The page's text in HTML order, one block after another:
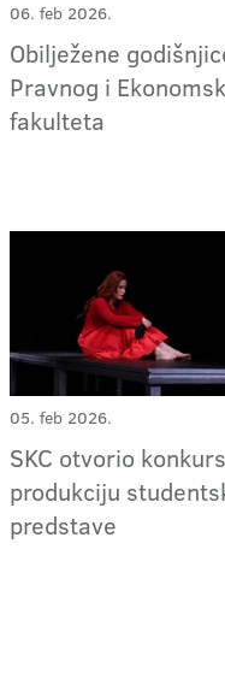
06. feb 2026.
Obilježene
Pravnog i
fakulteta
05. feb 2026.
SKC otvorio
produkciju
predstave